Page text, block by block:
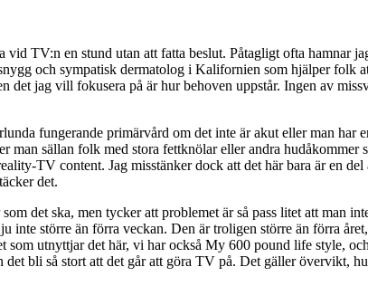
vid TV:n en stund utan att fatta beslut. Påtagligt ofta hamnar
och sympatisk dermatolog i Kalifornien som hjälper folk
det jag vill fokusera på är hur behoven uppstår. Ingen av
fungerande primärvård om det inte är akut eller man har
man sällan folk med stora fettknölar eller andra hudåkommer
TV content. Jag misstänker dock att det här bara är en del
äcker det.
som det ska, men tycker att problemet är så pass litet att man
inte större än förra veckan. Den är troligen större än förra å
som utnyttjar det här, vi har också My 600 pound life style,
det bli så stort att det går att göra TV på. Det gällerövervikt,